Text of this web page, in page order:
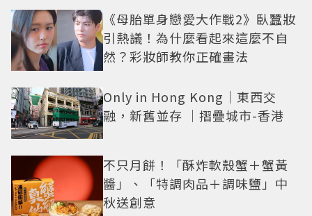
《母胎單身戀愛大作戰2》臥蠶妝
引熱議！為什麼看起來這麼不自
然？彩妝師教你正確畫法
Only in Hong Kong｜東西交
融，新舊並存 ｜摺疊城市-香港
不只月餅！「酥炸軟殼蟹＋蟹黃
醬」、「特調肉品＋調味鹽」中
秋送創意